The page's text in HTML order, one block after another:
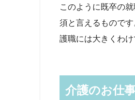
このように既卒の
須と言えるもので
護職には大きくわ
介護のお仕